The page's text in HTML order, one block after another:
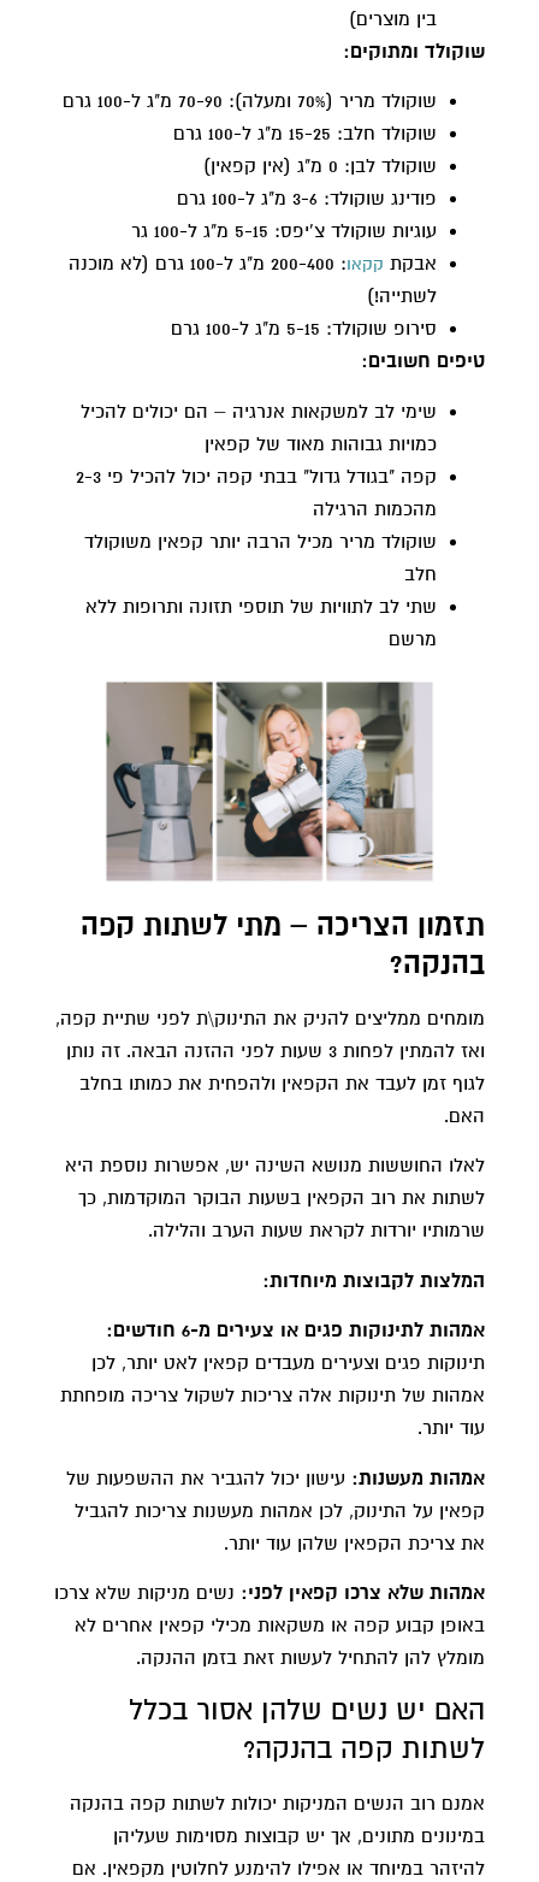
בין מוצרים)
שוקולד ומתוקים:
שוקולד מריר (70% ומעלה): 70-90 מ"ג ל-100 גרם
שוקולד חלב: 15-25 מ"ג ל-100 גרם
שוקולד לבן: 0 מ"ג (אין קפאין)
פודינג שוקולד: 3-6 מ"ג ל-100 גרם
עוגיות שוקולד צ'יפס: 5-15 מ"ג ל-100 גר
אבקת קקאו
: 200-400 מ"ג ל-100 גרם (לא מוכנה
לשתייה!)
סירופ שוקולד: 5-15 מ"ג ל-100 גרם
טיפים חשובים:
שימי לב למשקאות אנרגיה – הם יכולים להכיל
כמויות גבוהות מאוד של קפאין
קפה "בגודל גדול" בבתי קפה יכול להכיל פי 2-3
מהכמות הרגילה
שוקולד מריר מכיל הרבה יותר קפאין משוקולד
חלב
שתי לב לתוויות של תוספי תזונה ותרופות ללא
מרשם
תזמון הצריכה – מתי לשתות קפה
בהנקה?
מומחים ממליצים להניק את התינוק\ת לפני שתיית קפה,
ואז להמתין לפחות 3 שעות לפני ההזנה הבאה. זה נותן
לגוף זמן לעבד את הקפאין ולהפחית את כמותו בחלב
האם.
לאלו החוששות מנושא השינה יש, אפשרות נוספת היא
לשתות את רוב הקפאין בשעות הבוקר המוקדמות, כך
שרמותיו יורדות לקראת שעות הערב והלילה.
המלצות לקבוצות מיוחדות:
אמהות לתינוקות פגים או צעירים מ-6 חודשים:
תינוקות פגים וצעירים מעבדים קפאין לאט יותר, לכן
אמהות של תינוקות אלה צריכות לשקול צריכה מופחתת
עוד יותר.
אמהות מעשנות: עישון יכול להגביר את ההשפעות של
קפאין על התינוק, לכן אמהות מעשנות צריכות להגביל
את צריכת הקפאין שלהן עוד יותר.
אמהות שלא צרכו קפאין לפני: נשים מניקות שלא צרכו
באופן קבוע קפה או משקאות מכילי קפאין אחרים לא
מומלץ להן להתחיל לעשות זאת בזמן ההנקה.
האם יש נשים שלהן אסור בכלל
לשתות קפה בהנקה?
אמנם רוב הנשים המניקות יכולות לשתות קפה בהנקה
במינונים מתונים, אך יש קבוצות מסוימות שעליהן
להיזהר במיוחד או אפילו להימנע לחלוטין מקפאין. אם